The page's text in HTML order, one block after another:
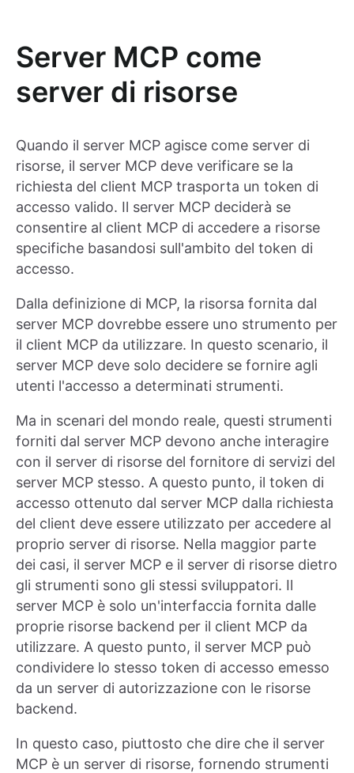
Server MCP come
server di risorse
Quando il server MCP agisce come server di
risorse, il server MCP deve verificare se la
richiesta del client MCP trasporta un token di
accesso valido. Il server MCP deciderà se
consentire al client MCP di accedere a risorse
specifiche basandosi sull'ambito del token di
accesso.
Dalla definizione di MCP, la risorsa fornita dal
server MCP dovrebbe essere uno strumento per
il client MCP da utilizzare. In questo scenario, il
server MCP deve solo decidere se fornire agli
utenti l'accesso a determinati strumenti.
Ma in scenari del mondo reale, questi strumenti
forniti dal server MCP devono anche interagire
con il server di risorse del fornitore di servizi del
server MCP stesso. A questo punto, il token di
accesso ottenuto dal server MCP dalla richiesta
del client deve essere utilizzato per accedere al
proprio server di risorse. Nella maggior parte
dei casi, il server MCP e il server di risorse dietro
gli strumenti sono gli stessi sviluppatori. Il
server MCP è solo un'interfaccia fornita dalle
proprie risorse backend per il client MCP da
utilizzare. A questo punto, il server MCP può
condividere lo stesso token di accesso emesso
da un server di autorizzazione con le risorse
backend.
In questo caso, piuttosto che dire che il server
MCP è un server di risorse, fornendo strumenti